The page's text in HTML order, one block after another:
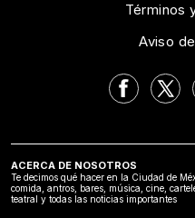
Términos
Aviso
ACERCA DE NOSOTROS
Te decimos qué hacer en la Ciudad de
comida, antros, bares, música, cine,
teatral y todas las noticias importantes